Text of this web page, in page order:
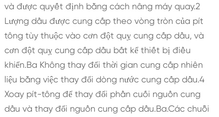
và được quyết định bằng cách nâng máy quay.2
Lượng dầu được cung cấp theo vòng tròn của pít
tông tùy thuộc vào cơn đột quỵ cung cấp dầu, và
cơn đột quỵ cung cấp dầu bất kể thiết bị điều
khiển.Ba Không thay đổi thời gian cung cấp nhiên
liệu bằng việc thay đổi dòng nước cung cấp dầu.4
Xoay pít-tông để thay đổi phần cuối nguồn cung
dầu và thay đổi nguồn cung cấp dầu.Ba.Các chuỗi